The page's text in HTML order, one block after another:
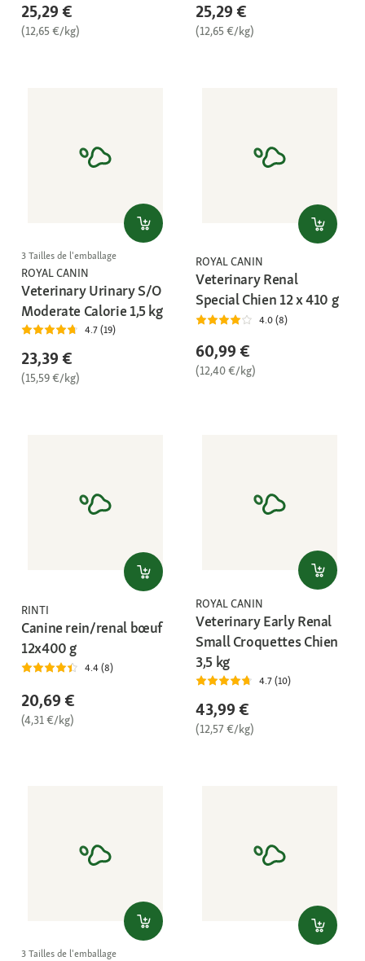
25,29 €
(12,65 €/kg)
25,29 €
(12,65 €/kg)
3 Tailles de l'emballage
ROYAL CANIN
Veterinary Urinary S/O
Moderate Calorie 1,5 kg
4.7 (19)
23,39 €
(15,59 €/kg)
ROYAL CANIN
Veterinary Renal
Special Chien 12 x 410 g
4.0 (8)
60,99 €
(12,40 €/kg)
RINTI
Canine rein/renal bœuf
12x400 g
4.4 (8)
20,69 €
(4,31 €/kg)
ROYAL CANIN
Veterinary Early Renal
Small Croquettes Chien
3,5 kg
4.7 (10)
43,99 €
(12,57 €/kg)
3 Tailles de l'emballage